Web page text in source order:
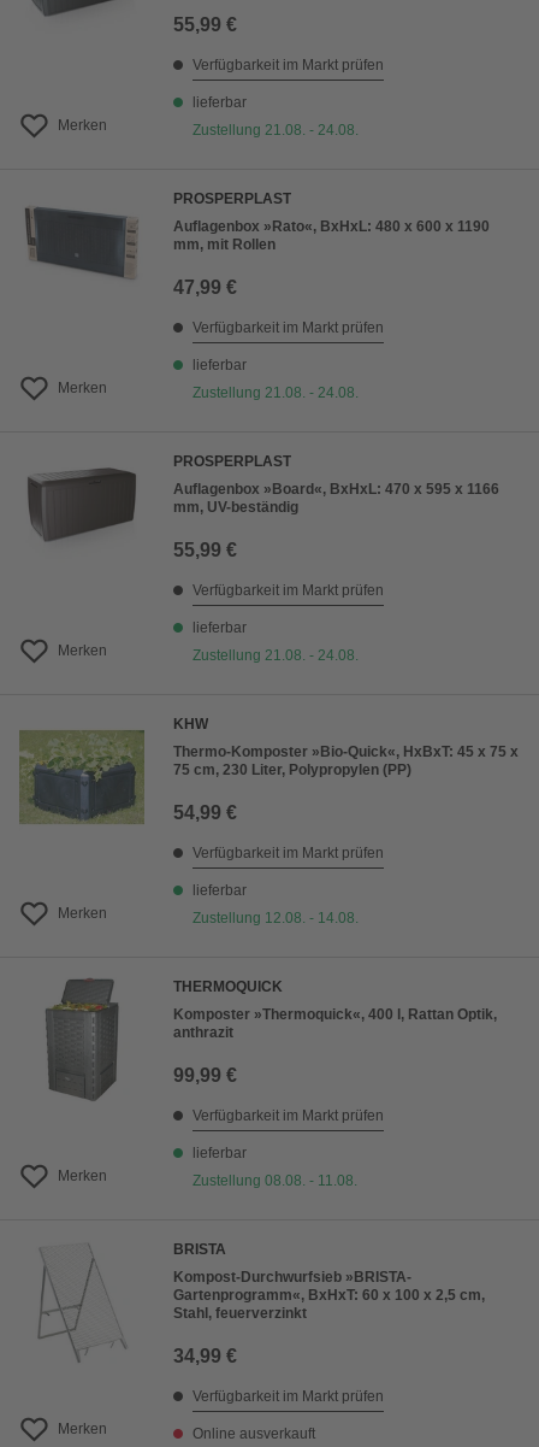
Merken
55,99 €
Verfügbarkeit im Markt prüfen
lieferbar
Zustellung 21.08. - 24.08.
Merken
PROSPERPLAST
Auflagenbox »Rato«, BxHxL: 480 x 600 x 1190
mm, mit Rollen
47,99 €
Verfügbarkeit im Markt prüfen
lieferbar
Zustellung 21.08. - 24.08.
Merken
PROSPERPLAST
Auflagenbox »Board«, BxHxL: 470 x 595 x 1166
mm, UV-beständig
55,99 €
Verfügbarkeit im Markt prüfen
lieferbar
Zustellung 21.08. - 24.08.
Merken
KHW
Thermo-Komposter »Bio-Quick«, HxBxT: 45 x 75 x
75 cm, 230 Liter, Polypropylen (PP)
54,99 €
Verfügbarkeit im Markt prüfen
lieferbar
Zustellung 12.08. - 14.08.
Merken
THERMOQUICK
Komposter »Thermoquick«, 400 l, Rattan Optik,
anthrazit
99,99 €
Verfügbarkeit im Markt prüfen
lieferbar
Zustellung 08.08. - 11.08.
Merken
BRISTA
Kompost-Durchwurfsieb »BRISTA-
Gartenprogramm«, BxHxT: 60 x 100 x 2,5 cm,
Stahl, feuerverzinkt
34,99 €
Verfügbarkeit im Markt prüfen
Online ausverkauft